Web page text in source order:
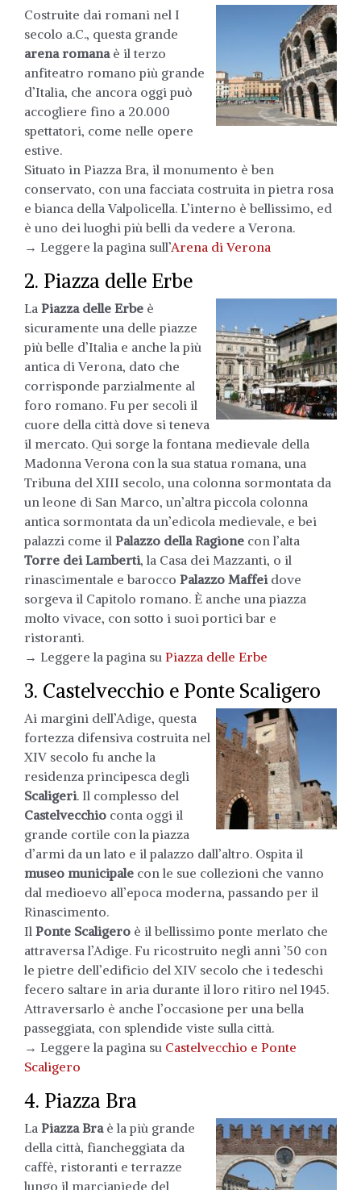
Costruite dai romani nel I
secolo a.C., questa grande
arena romanaè il terzo
anfiteatro romano più grande
d’Italia, che ancora oggi può
accogliere fino a 20.000
spettatori, come nelle opere
estive.
Situato in Piazza Bra, il monumento è ben
conservato, con una facciata costruita in pietra rosa
e bianca della Valpolicella. L’interno è bellissimo, ed
è uno dei luoghi più belli da vedere a Verona.
→ Leggere la pagina sull’Arena di Verona
2. Piazza delle Erbe
La Piazza delle Erbe è
sicuramente una delle piazze
più belle d’Italia e anche la più
antica di Verona, dato che
corrisponde parzialmente al
foro romano. Fu per secoli il
cuore della città dove si teneva
il mercato. Qui sorge la fontana medievale della
Madonna Verona con la sua statua romana, una
Tribuna del XIII secolo, una colonna sormontata da
un leone di San Marco, un’altra piccola colonna
antica sormontata da un’edicola medievale, e bei
palazzi come il Palazzo della Ragione con l’alta
Torre dei Lamberti, la Casa dei Mazzanti, o il
rinascimentale e barocco Palazzo Maffei dove
sorgeva il Capitolo romano. È anche una piazza
molto vivace, con sotto i suoi portici bar e
ristoranti.
→ Leggere la pagina su Piazza delle Erbe
3. Castelvecchio e Ponte Scaligero
Ai margini dell’Adige, questa
fortezza difensiva costruita nel
XIV secolo fu anche la
residenza principesca degli
Scaligeri. Il complesso del
Castelvecchio conta oggi il
grande cortile con la piazza
d’armi da un lato e il palazzo dall’altro. Ospita il
museo municipale con le sue collezioni che vanno
dal medioevo all’epoca moderna, passando per il
Rinascimento.
Il Ponte Scaligero è il bellissimo ponte merlato che
attraversa l’Adige. Fu ricostruito negli anni ’50 con
le pietre dell’edificio del XIV secolo che i tedeschi
fecero saltare in aria durante il loro ritiro nel 1945.
Attraversarlo è anche l’occasione per una bella
passeggiata, con splendide viste sulla città.
→ Leggere la pagina su Castelvecchio e Ponte
Scaligero
4. Piazza Bra
La Piazza Braè la più grande
della città, fiancheggiata da
caffè, ristoranti e terrazze
lungo il marciapiede del